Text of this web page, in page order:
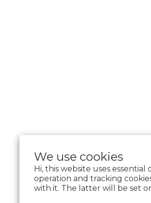
We use cookies
Hi, this website uses
operation and tracking
with it. The latter will be set
$ TWD English